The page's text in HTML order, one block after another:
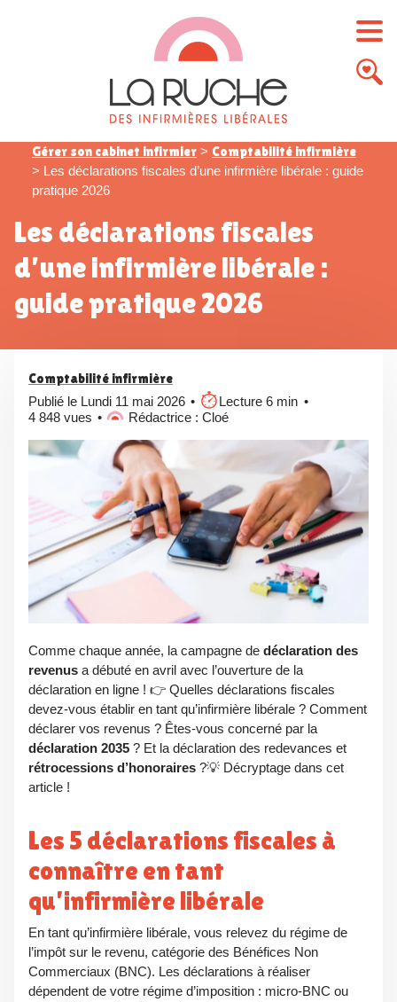
Gérer son cabinet infirmier > Comptabilité infirmière
> Les déclarations fiscales d’une infirmière libérale : guide
pratique 2026
Les déclarations fiscales
d’une infirmière libérale :
guide pratique 2026
Comptabilité infirmière
Publié le Lundi 11 mai 2026
Lecture 6 min
4 848 vues
Rédactrice : Cloé
Comme chaque année, la campagne de déclaration des
revenus a débuté en avril avec l’ouverture de la
déclaration en ligne ! 👉 Quelles déclarations fiscales
devez-vous établir en tant qu’infirmière libérale ? Comment
déclarer vos revenus ? Êtes-vous concerné par la
déclaration 2035 ? Et la déclaration des redevances et
rétrocessions d’honoraires ?💡 Décryptage dans cet
article !
Les 5 déclarations fiscales à
connaître en tant
qu’infirmière libérale
En tant qu’infirmière libérale, vous relevez du régime de
l’impôt sur le revenu, catégorie des Bénéfices Non
Commerciaux (BNC). Les déclarations à réaliser
dépendent de votre régime d’imposition : micro-BNC ou